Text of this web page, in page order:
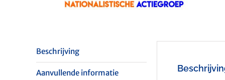
Beschrijving
Aanvullende informatie